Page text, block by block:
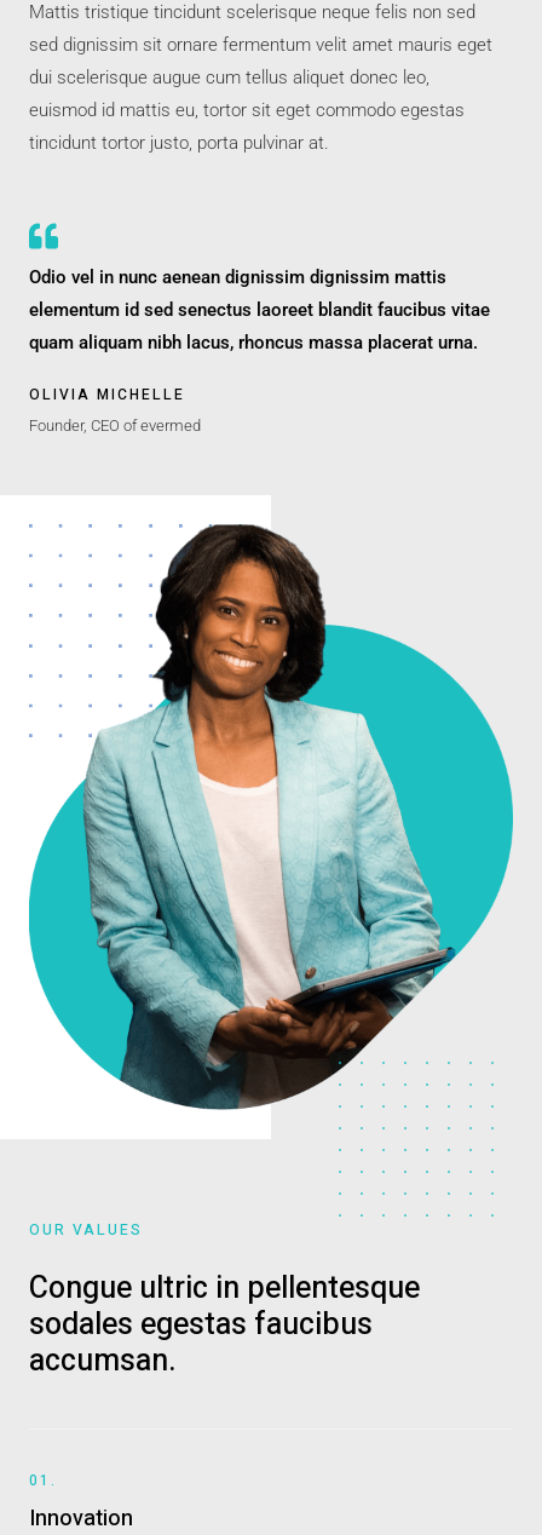
Mattis tristique tincidunt scelerisque neque felis non sed
sed dignissim sit ornare fermentum velit amet mauris eget
dui scelerisque augue cum tellus aliquet donec leo,
euismod id mattis eu, tortor sit eget commodo egestas
tincidunt tortor justo, porta pulvinar at.
Odio vel in nunc aenean dignissim dignissim mattis
elementum id sed senectus laoreet blandit faucibus vitae
quam aliquam nibh lacus, rhoncus massa placerat urna.
OLIVIA MICHELLE
Founder, CEO of evermed
OUR VALUES
Congue ultric in pellentesque
sodales egestas faucibus
accumsan.
01.
Innovation